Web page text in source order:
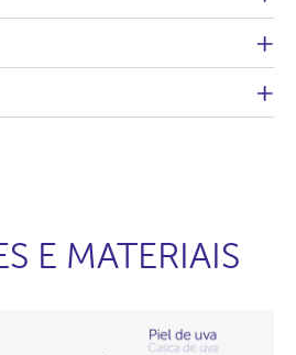
E MATERIAIS